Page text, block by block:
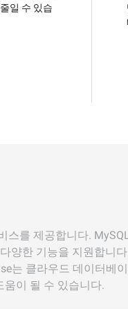
일 수 있습
를 제공합니다.
양한 기능을 지원합니
는 클라우드 데이터베
이 될 수 있습니다.